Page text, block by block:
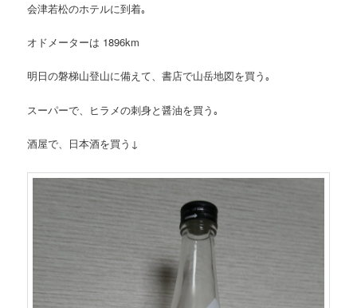
会津若松のホテルに到着｡
オドメーターは 1896km
明日の磐梯山登山に備えて、書店で山岳地図を買う｡
スーパーで、ヒラメの刺身と醤油を買う｡
酒屋で、日本酒を買う↓